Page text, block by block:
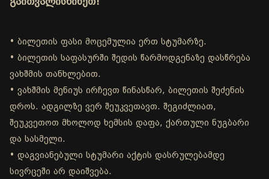
გაითვალისწინეთ!
• ბილეთის ფასი მოცემულია ერთ სტუმარზე.
• ბილეთის საფასურში შედის წარმოდგენაზე დასწრება
ვახშმის თანხლებით.
• ვახშმის მენიუს ირჩევთ წინასწარ, ბილეთის შეძენის
დროს. ადგილზე ვერ შეუკვეთავთ. შეგიძლიათ,
შეუკვეთოთ მხოლოდ ხემსის დაფა, ქართული ნუგბარი
და სასმელი.
• დაგვიანებული სტუმარი აქტის დასრულებამდე
სივრცეში არ დაიშვება.